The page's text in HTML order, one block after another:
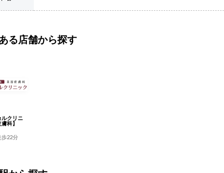
る店舗から探す
ルクリニ
科】
歩22分